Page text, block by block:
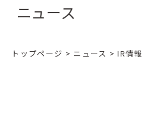
ニュース
トップページ > ニュース >IR情報